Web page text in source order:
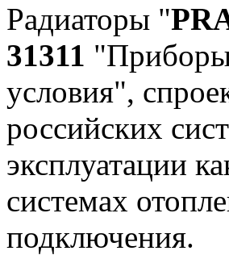
Радиаторы "
31311
условия",
российских
эксплуатации
системах
подключения.